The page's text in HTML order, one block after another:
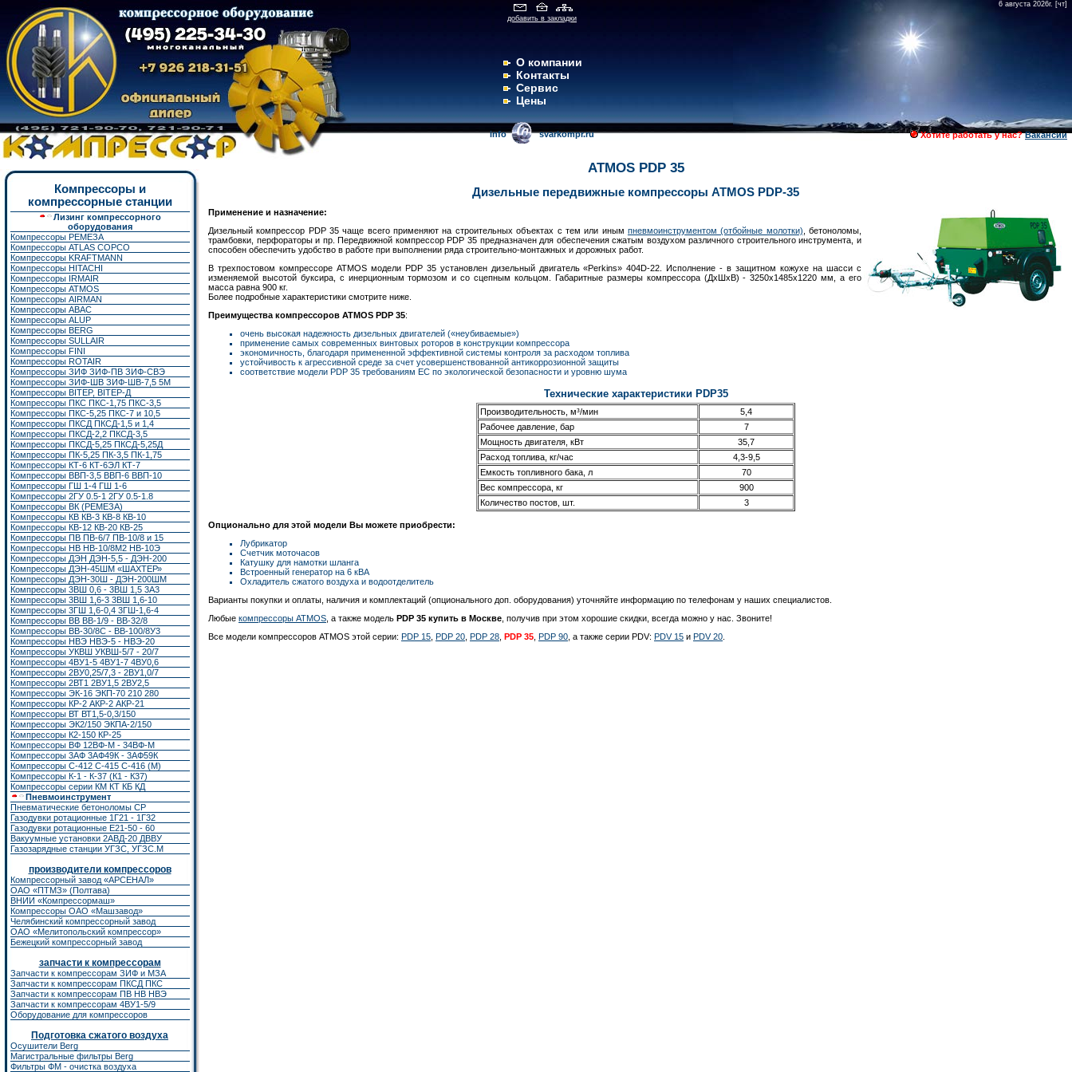
добавить в закладки
О компании
Контакты
Сервис
Цены
info svarkompr.ru
6 августа 2026г. [чт]
Хотите работать у нас? Вакансии
Компрессоры и
компрессорные станции
Лизинг компрессорного
оборудования
Компрессоры РЕМЕЗА
Компрессоры ATLAS COPCO
Компрессоры KRAFTMANN
Компрессоры HITACHI
Компрессоры IRMAIR
Компрессоры ATMOS
Компрессоры AIRMAN
Компрессоры ABAC
Компрессоры ALUP
Компрессоры BERG
Компрессоры SULLAIR
Компрессоры FINI
Компрессоры ROTAIR
Компрессоры ЗИФ ЗИФ-ПВ ЗИФ-СВЭ
Компрессоры ЗИФ-ШВ ЗИФ-ШВ-7,5 5М
Компрессоры BITEP, BITEP-Д
Компрессоры ПКС ПКС-1,75 ПКС-3,5
Компрессоры ПКС-5,25 ПКС-7 и 10,5
Компрессоры ПКСД ПКСД-1,5 и 1,4
Компрессоры ПКСД-2,2 ПКСД-3,5
Компрессоры ПКСД-5,25 ПКСД-5,25Д
Компрессоры ПК-5,25 ПК-3,5 ПК-1,75
Компрессоры КТ-6 КТ-6ЭЛ КТ-7
Компрессоры ВВП-3,5 ВВП-6 ВВП-10
Компрессоры ГШ 1-4 ГШ 1-6
Компрессоры 2ГУ 0.5-1 2ГУ 0.5-1.8
Компрессоры ВК (РЕМЕЗА)
Компрессоры КВ КВ-3 КВ-8 КВ-10
Компрессоры КВ-12 КВ-20 КВ-25
Компрессоры ПВ ПВ-6/7 ПВ-10/8 и 15
Компрессоры НВ НВ-10/8М2 НВ-10Э
Компрессоры ДЭН ДЭН-5,5 - ДЭН-200
Компрессоры ДЭН-45ШМ «ШАХТЕР»
Компрессоры ДЭН-30Ш - ДЭН-200ШМ
Компрессоры 3ВШ 0,6 - 3ВШ 1,5 3А3
Компрессоры 3ВШ 1,6-3 3ВШ 1,6-10
Компрессоры 3ГШ 1,6-0,4 3ГШ-1,6-4
Компрессоры ВВ ВВ-1/9 - ВВ-32/8
Компрессоры ВВ-30/8С - ВВ-100/8У3
Компрессоры НВЭ НВЭ-5 - НВЭ-20
Компрессоры УКВШ УКВШ-5/7 - 20/7
Компрессоры 4ВУ1-5 4ВУ1-7 4ВУ0,6
Компрессоры 2ВУ0,25/7,3 - 2ВУ1,0/7
Компрессоры 2ВТ1 2ВУ1,5 2ВУ2,5
Компрессоры ЭК-16 ЭКП-70 210 280
Компрессоры КР-2 АКР-2 АКР-21
Компрессоры ВТ ВТ1,5-0,3/150
Компрессоры ЭК2/150 ЭКПА-2/150
Компрессоры К2-150 КР-25
Компрессоры ВФ 12ВФ-М - 34ВФ-М
Компрессоры 3АФ 3АФ49К - 3АФ59К
Компрессоры С-412 С-415 С-416 (М)
Компрессоры К-1 - К-37 (К1 - К37)
Компрессоры серии КМ КТ КБ КД
Пневмоинструмент
Пневматические бетоноломы CP
Газодувки ротационные 1Г21 - 1Г32
Газодувки ротационные Е21-50 - 60
Вакуумные установки 2АВД-20 ДВВУ
Газозарядные станции УГЗС, УГЗС.М
производители компрессоров
Компрессорный завод «АРСЕНАЛ»
ОАО «ПТМЗ» (Полтава)
ВНИИ «Компрессормаш»
Компрессоры ОАО «Машзавод»
Челябинский компрессорный завод
ОАО «Мелитопольский компрессор»
Бежецкий компрессорный завод
запчасти к компрессорам
Запчасти к компрессорам ЗИФи МЗА
Запчасти к компрессорам ПКСД ПКС
Запчасти к компрессорам ПВ НВ НВЭ
Запчасти к компрессорам 4ВУ1-5/9
Оборудование для компрессоров
Подготовка сжатого воздуха
Осушители Berg
Магистральные фильтры Berg
Фильтры ФМ - очистка воздуха
ATMOS PDP 35
Дизельные передвижные компрессоры ATMOS PDP-35
Применение и назначение:
Дизельный компрессор PDP 35 чаще всего применяют на строительных объектах с тем или иным пневмоинструментом (отбойные молотки) , бетоноломы,
трамбовки, перфораторы и пр. Передвижной компрессор PDP 35 предназначен для обеспечения сжатым воздухом различного строительного инструмента, и
способен обеспечить удобство в работе при выполнении ряда строительно-монтажных и дорожных работ.
В трехпостовом компрессоре ATMOS модели PDP 35 установлен дизельный двигатель «Perkins» 404D-22. Исполнение - в защитном кожухе на шасси c
изменяемой высотой буксира, с инерционным тормозом и со сцепным кольцом. Габаритные размеры компрессора (ДхШхВ) - 3250х1485х1220 мм, а его
масса равна 900 кг.
Более подробные характеристики смотрите ниже.
Преимущества компрессоров ATMOS PDP 35:
очень высокая надежность дизельных двигателей («неубиваемые»)
применение самых современных винтовых роторов в конструкции компрессора
экономичность, благодаря примененной эффективной системы контроля за расходом топлива
устойчивость к агрессивной среде за счет усовершенствованной антикоррозионной защиты
соответствие модели PDP 35 требованиям ЕС по экологической безопасности и уровню шума
Технические характеристики PDP35
Производительность, м³/мин
5,4
Рабочее давление, бар
7
Мощность двигателя, кВт
35,7
Расход топлива, кг/час
4,3-9,5
Емкость топливного бака, л
70
Вес компрессора, кг
900
Количество постов, шт.
3
Опционально для этой модели Вы можете приобрести:
Лубрикатор
Счетчик моточасов
Катушку для намотки шланга
Встроенный генератор на 6 кВА
Охладитель сжатого воздуха и водоотделитель
Варианты покупки и оплаты, наличия и комплектаций (опционального доп. оборудования) уточняйте информацию по телефонам у наших специалистов.
Любые компрессоры ATMOS , а также модель PDP 35 купить в Москве , получив при этом хорошие скидки, всегда можно у нас. Звоните!
Все модели компрессоров ATMOS этой серии: PDP 15 PDP 20 PDP 28 PDP 35 PDP 90 , а также серии PDV: PDV 15 и PDV 20